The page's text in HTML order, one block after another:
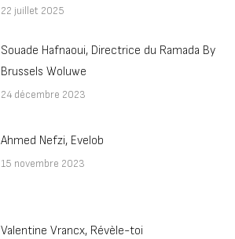
22 juillet 2025
Souade Hafnaoui, Directrice du Ramada By
Brussels Woluwe
24 décembre 2023
Ahmed Nefzi, Evelob
15 novembre 2023
Valentine Vrancx, Révèle-toi